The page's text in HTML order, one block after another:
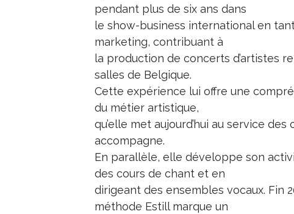
pendant plus de six ans dans
le show-business international en
marketing, contribuant à
la production de concerts d’artistes
salles de Belgique.
Cette expérience lui offre une
du métier artistique,
qu’elle met aujourd’hui au service des
accompagne.
En parallèle, elle développe son
des cours de chant et en
dirigeant des ensembles vocaux. Fin
méthode Estill marque un